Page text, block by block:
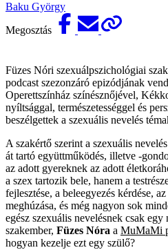
Baku György
Megosztás
Füzes Nóri szexuálpszichológiai
podcast szezonzáró epizódjának
Operettszínház színésznőjével,
nyíltsággal, természetességgel és
beszélgettek a szexuális nevelés
A szakértő szerint a szexuális
át tartó együttműködés, illetve -
az adott gyereknek az adott
a szex tartozik bele, hanem a
fejlesztése, a beleegyezés kérdése,
meghúzása, és még nagyon sok
egész szexuális nevelésnek csak
szakember, Füzes Nóra a MuMaMi
hogyan kezelje ezt egy szülő?